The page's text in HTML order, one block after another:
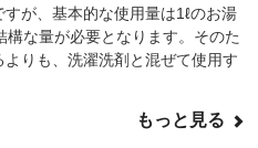
が、基本的な使用量は1ℓのお湯
な量が必要となります。そのた
りも、洗濯洗剤と混ぜて使用す
もっと見る